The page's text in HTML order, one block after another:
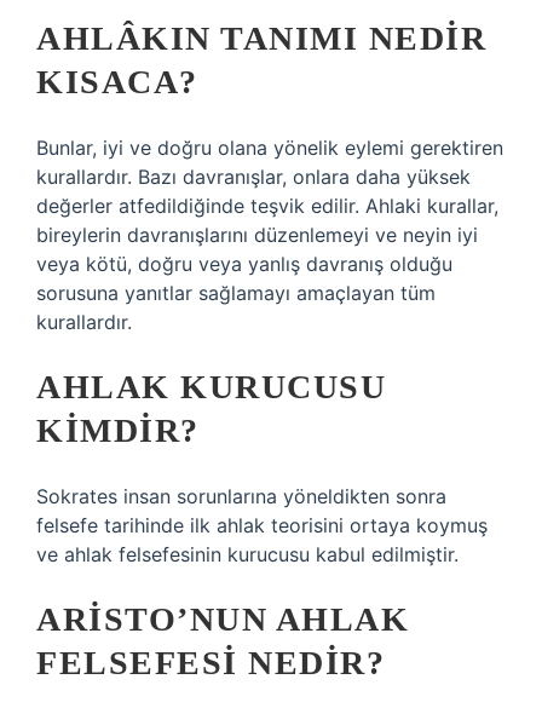
AHLÂKIN TANIMI NEDIR
KISACA?
Bunlar, iyi ve doğru olana yönelik eylemi gerektiren
kurallardır. Bazı davranışlar, onlara daha yüksek
değerler atfedildiğinde teşvik edilir. Ahlaki kurallar,
bireylerin davranışlarını düzenlemeyi ve neyin iyi
veya kötü, doğru veya yanlış davranış olduğu
sorusuna yanıtlar sağlamayı amaçlayan tüm
kurallardır.
AHLAK KURUCUSU
KIMDIR?
Sokrates insan sorunlarına yöneldikten sonra
felsefe tarihinde ilk ahlak teorisini ortaya koymuş
ve ahlak felsefesinin kurucusu kabul edilmiştir.
ARISTO’NUN AHLAK
FELSEFESI NEDIR?